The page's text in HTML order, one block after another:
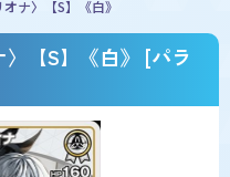
ナ〉【S】《白》
【S】《白》 [パラ